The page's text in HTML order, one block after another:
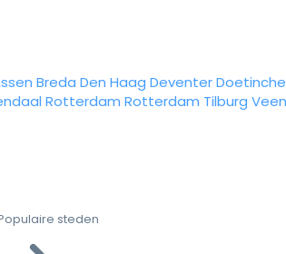
Breda Den Haag Deventer
Rotterdam Rotterdam Tilburg
steden